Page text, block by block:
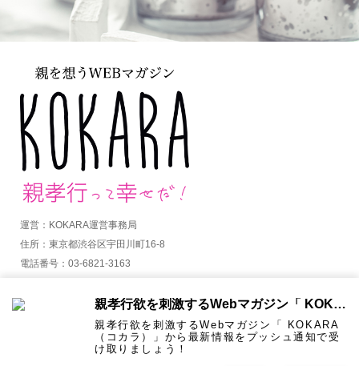
運営：KOKARA運営事務局
住所：東京都渋谷区宇田川町16-8
電話番号：03-6821-3163
親孝行欲を刺激するWebマガジン「 KOKARA（コカラ）」から通知を受け取る
親孝行欲を刺激するWebマガジン「 KOKARA
（コカラ）」から最新情報をプッシュ通知で受
け取りましょう！